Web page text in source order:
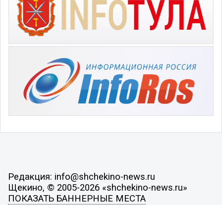
Редакция: info@shchekino-news.ru
Щекино, © 2005-2026 «shchekino-news.ru»
ПОКАЗАТЬ БАННЕРНЫЕ МЕСТА